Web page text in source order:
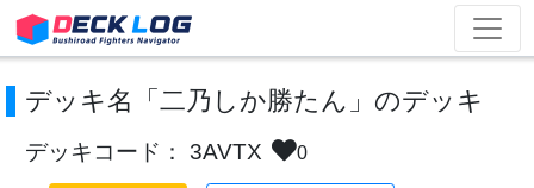
デッキ名「二乃しか勝たん」のデッキ
デッキコード： 3AVTX 0